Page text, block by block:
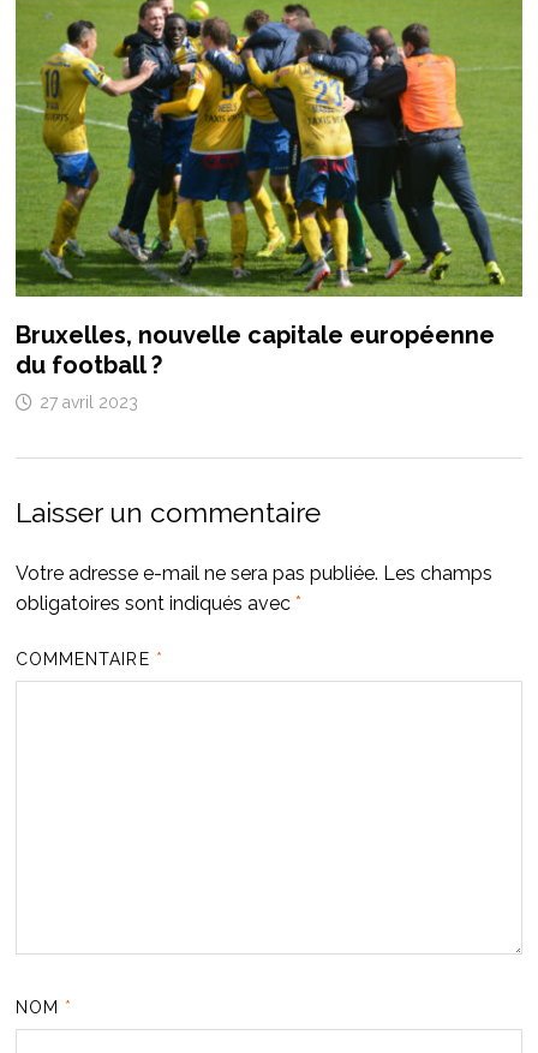
Bruxelles, nouvelle capitale européenne
du football ?
27 avril 2023
Laisser un commentaire
Votre adresse e-mail ne sera pas publiée. Les champs
obligatoires sont indiqués avec *
COMMENTAIRE *
NOM *